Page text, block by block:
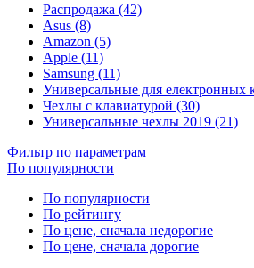
Распродажа (42)
Asus (8)
Amazon (5)
Apple (11)
Samsung (11)
Универсальные для електронных
Чехлы с клавиатурой (30)
Универсальные чехлы 2019 (21)
Фильтр по параметрам
По популярности
По популярности
По рейтингу
По цене, сначала недорогие
По цене, сначала дорогие